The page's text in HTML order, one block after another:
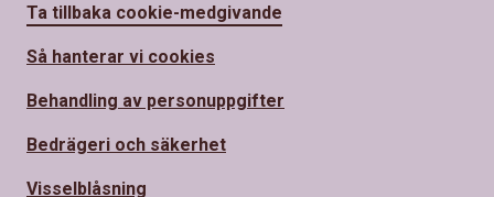
Ta tillbaka cookie-medgivande
Så hanterar vi cookies
Behandling av personuppgifter
Bedrägeri och säkerhet
Visselblåsning